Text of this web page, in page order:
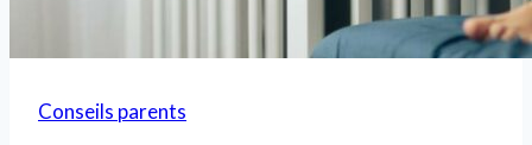
Conseils parents